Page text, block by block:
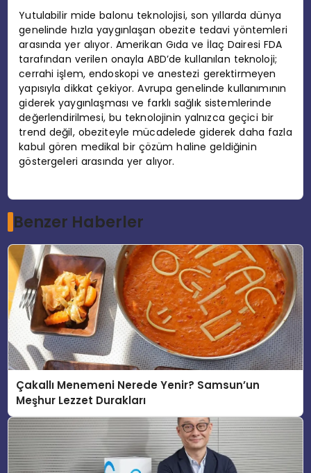
Yutulabilir mide balonu teknolojisi, son yıllarda dünya
genelinde hızla yaygınlaşan obezite tedavi yöntemleri
arasında yer alıyor. Amerikan Gıda ve İlaç Dairesi FDA
tarafından verilen onayla ABD’de kullanılan teknoloji;
cerrahi işlem, endoskopi ve anestezi gerektirmeyen
yapısıyla dikkat çekiyor. Avrupa genelinde kullanımının
giderek yaygınlaşması ve farklı sağlık sistemlerinde
değerlendirilmesi, bu teknolojinin yalnızca geçici bir
trend değil, obeziteyle mücadelede giderek daha fazla
kabul gören medikal bir çözüm haline geldiğinin
göstergeleri arasında yer alıyor.
Benzer Haberler
Çakallı Menemeni Nerede Yenir? Samsun’un
Meşhur Lezzet Durakları